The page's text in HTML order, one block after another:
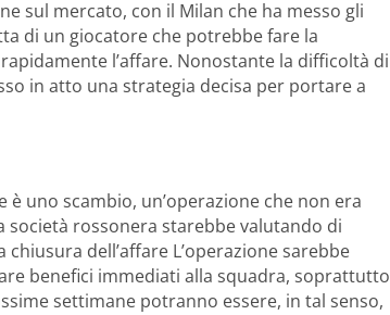
sul mercato, con il Milan che ha messo gli
di un giocatore che potrebbe fare la
l’affare. Nonostante la difficoltà di
in atto una strategia decisa per portare a
uno scambio, un’operazione che non era
società rossonera starebbe valutando di
dell’affare L’operazione sarebbe
benefici immediati alla squadra, soprattutto
settimane potranno essere, in tal senso,